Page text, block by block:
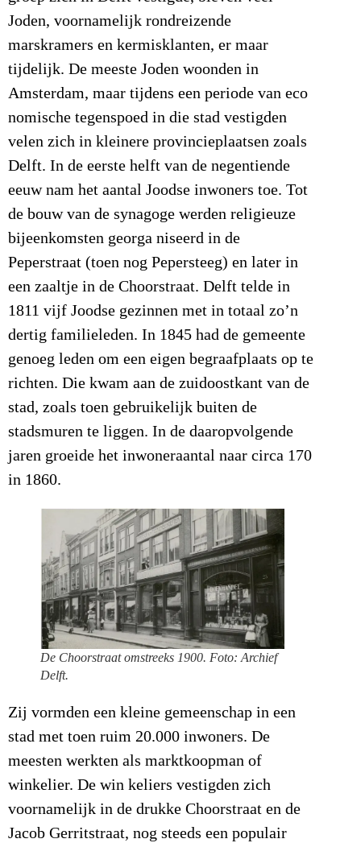
Joden, voornamelijk rondreizende
marskramers en kermisklanten, er maar
tijdelijk. De meeste Joden woonden in
Amsterdam, maar tijdens een periode van eco
nomische tegenspoed in die stad vestigden
velen zich in kleinere provincieplaatsen zoals
Delft. In de eerste helft van de negentiende
eeuw nam het aantal Joodse inwoners toe. Tot
de bouw van de synagoge werden religieuze
bijeenkomsten georga niseerd in de
Peperstraat (toen nog Pepersteeg) en later in
een zaaltje in de Choorstraat. Delft telde in
1811 vijf Joodse gezinnen met in totaal zo’n
dertig familieleden. In 1845 had de gemeente
genoeg leden om een eigen begraafplaats op te
richten. Die kwam aan de zuidoostkant van de
stad, zoals toen gebruikelijk buiten de
stadsmuren te liggen. In de daaropvolgende
jaren groeide het inwoneraantal naar circa 170
in 1860.
De Choorstraat omstreeks 1900. Foto: Archief
Delft.
Zij vormden een kleine gemeenschap in een
stad met toen ruim 20.000 inwoners. De
meesten werkten als marktkoopman of
winkelier. De win keliers vestigden zich
voornamelijk in de drukke Choorstraat en de
Jacob Gerritstraat, nog steeds een populair